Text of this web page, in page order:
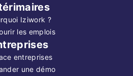
Iziwork ?
les emplois
entreprises
une démo